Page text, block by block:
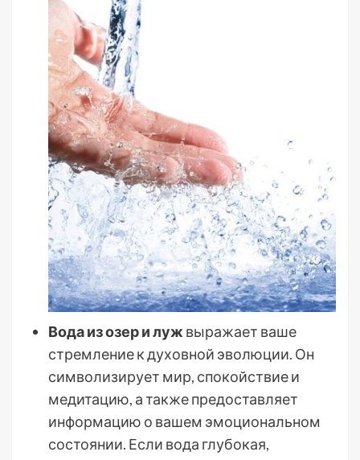
Вода из озер и луж выражает ваше
стремление к духовной эволюции. Он
символизирует мир, спокойствие и
медитацию, а также предоставляет
информацию о вашем эмоциональном
состоянии. Если вода глубокая,